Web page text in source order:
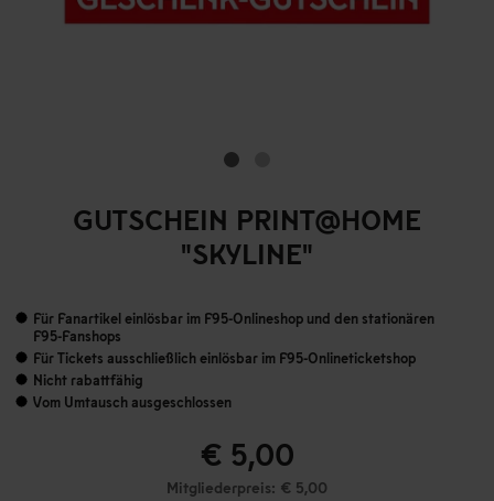
GUTSCHEIN PRINT@HOME
"SKYLINE"
Für Fanartikel einlösbar im F95-Onlineshop und den stationären
F95-Fanshops
Für Tickets ausschließlich einlösbar im F95-Onlineticketshop
Nicht rabattfähig
Vom Umtausch ausgeschlossen
€ 5,00
Mitgliederpreis: € 5,00